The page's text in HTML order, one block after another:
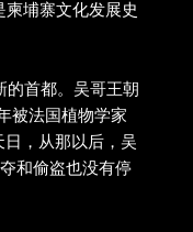
埔寨文化发展史
首都。吴哥王朝
被法国植物学家
，从那以后，吴
和偷盗也没有停